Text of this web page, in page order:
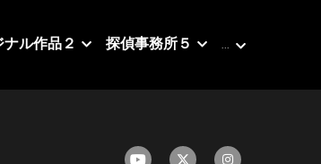
ル作品２ 探偵事務所５ …